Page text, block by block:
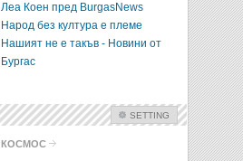
Леа Коен пред BurgasNews
Народ без култура е племе
Нашият не е такъв - Новини от
Бургас
SETTING
КОСМОС